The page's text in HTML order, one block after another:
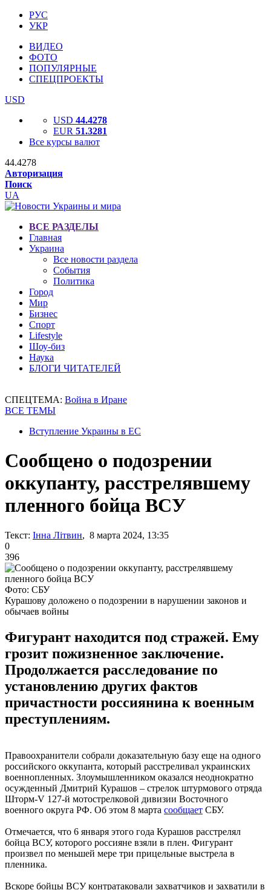
РУС
УКР
ВИДЕО
ФОТО
ПОПУЛЯРНЫЕ
СПЕЦПРОЕКТЫ
USD
USD 44.4278
EUR 51.3281
Все курсы валют
44.4278
Авторизация
Поиск
UA
ВСЕ РАЗДЕЛЫ
Главная
Украина
Все новости раздела
События
Политика
Город
Мир
Бизнес
Спорт
Lifestyle
Шоу-биз
Наука
БЛОГИ ЧИТАТЕЛЕЙ
СПЕЦТЕМА: Война в Иране
ВСЕ ТЕМЫ
Вступление Украины в ЕС
Сообщено о подозрении
оккупанту, расстрелявшему
пленного бойца ВСУ
Текст: Інна Літвин, 8 марта 2024, 13:35
0
396
Фото: СБУ
Курашову доложено о подозрении в нарушении законов и
обычаев войны
Фигурант находится под стражей. Ему
грозит пожизненное заключение.
Продолжается расследование по
установлению других фактов
причастности россиянина к военным
преступлениям.
Правоохранители собрали доказательную базу еще на одного
российского оккупанта, который расстреливал украинских
военнопленных. Злоумышленником оказался неоднократно
осужденный Дмитрий Курашов – стрелок штурмового отряда
Шторм-V 127-й мотострелковой дивизии Восточного
военного округа РФ. Об этом 8 марта сообщает СБУ.
Отмечается, что 6 января этого года Курашов расстрелял
бойца ВСУ, которого россияне взяли в плен. Фигурант
произвел по меньшей мере три прицельные выстрела в
пленника.
Вскоре бойцы ВСУ контратаковали захватчиков и захватили в